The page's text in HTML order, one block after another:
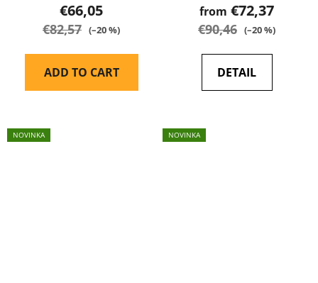
€66,05
€82,57 (–20 %)
ADD TO CART
from €72,37
€90,46 (–20 %)
DETAIL
NOVINKA NOVINKA